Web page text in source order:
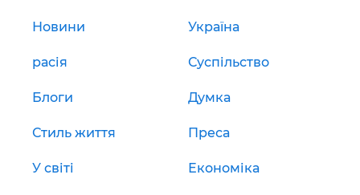
Новини Україна
расія Суспільство
Блоги Думка
Стиль життя Преса
У світі Економіка